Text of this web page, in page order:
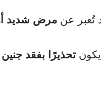
تُعبر عن مرض شديد
تحذيرًا بفقد